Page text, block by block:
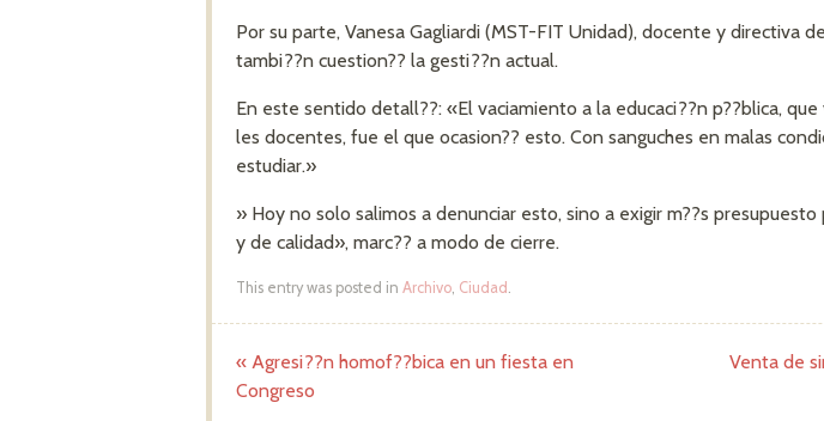
Por su parte, Vanesa Gagliardi (MST-FIT Unidad), docente y directiva
tambi??n cuestion?? la gesti??n actual.
En este sentido detall??: «El vaciamiento a la educaci??n p??blica,
les docentes, fue el que ocasion?? esto. Con sanguches en malas
estudiar.»
» Hoy no solo salimos a denunciar esto, sino a exigir m??s presupuesto
y de calidad», marc?? a modo de cierre.
This entry was posted in Archivo, Ciudad .
Post navigation
« Agresi??n homof??bica en un fiesta en
Congreso
Venta de